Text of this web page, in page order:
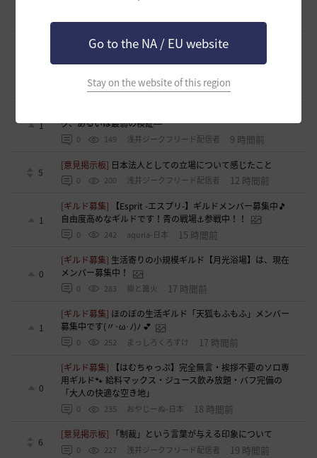
Go to the NA / EU website
Stay on the website of this region
ギルド アルストロメリア メンバー募集です
5 時間前
[ギルド募集]ギルチャ完全無言推奨・ソロ向けギルド「スト
76 くろいばら 6 時間前
1
グ、あるいは最弱の検証―
0 149 浅井ジークフリード配信者 9 時間前
5
[意見掲示板] 日本法人としての立場について感じたこと
0 200 浅井ジークフリード配信者 12 時間前
1
[ギルド募集]
【Esprit -エスプリ-】ギルドメンバー募集中🎵
自由度高めなギルドです！青の戦場⚓参戦中！！
0 242 aquria-日本 15 時間前
0
[ギルド募集] 生活寄りの小規模ギルド【月光浴場】は、現在
メンバー募集中！
0 283 柳と篝火 17 時間前
1
[ギルド募集] ほのぼの生活ギルド「天狐もふもふ」メンバー
募集中です(〃･ω･ﾉ)ﾉ 💕
0 252 まっしろくろすけ 17 時間前
0
[ギルド募集]
【はむちゃっぷ】完全無言・挨拶不要のソロ専
用ギルド🐾 給料マックス・ジュース飲み放題・バフ完備の
「大人の快適な空き地」
0 235 おやじーぬ-日本 18 時間前
6
[意見掲示板] 「制裁」という言葉が与える印象について
0 227 浅井ジークフリード配信者 19 時間前